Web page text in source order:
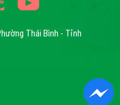
Thái Bình - Tỉnh